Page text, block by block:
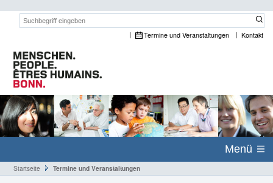
Suchwort:
Termine und Veranstaltungen Kontakt
Menü
Startseite Termine und Veranstaltungen